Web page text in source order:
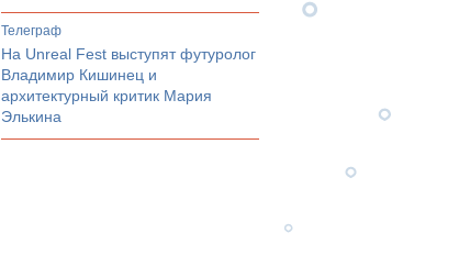
телеграф
На Unreal Fest выступят футуролог
Владимир Кишинец и
архитектурный критик Мария
Элькина